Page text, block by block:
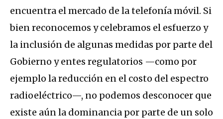
encuentra el mercado de la telefonía móvil. Si
bien reconocemos y celebramos el esfuerzo y
la inclusión de algunas medidas por parte del
Gobierno y entes regulatorios —como por
ejemplo la reducción en el costo del espectro
radioeléctrico—, no podemos desconocer que
existe aún la dominancia por parte de un solo